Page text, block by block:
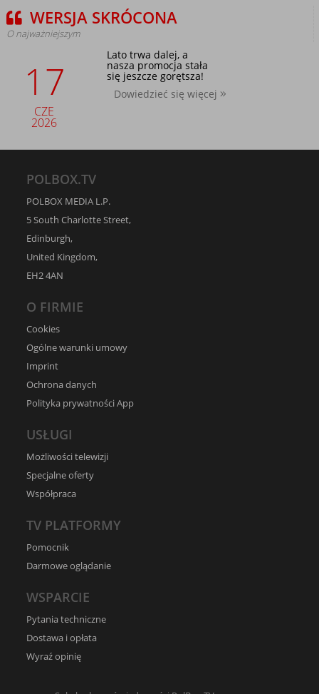
WERSJA SKRÓCONA
O najważniejszym
17
CZE
2026
Lato trwa dalej, a
nasza promocja stała
się jeszcze gorętsza!
Dowiedzieć się więcej
POLBOX.TV
POLBOX MEDIA L.P.
5 South Charlotte Street,
Edinburgh,
United Kingdom,
EH2 4AN
O FIRMIE
Cookies
Ogólne warunki umowy
Imprint
Ochrona danych
Polityka prywatności App
USŁUGI
Możliwości telewizji
Specjalne oferty
Współpraca
TV PLATFORMY
Pomocnik
Darmowe oglądanie
WSPARCIE
Pytania techniczne
Dostawa i opłata
Wyraź opinię